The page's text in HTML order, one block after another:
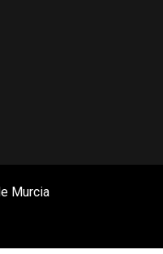
Murcia